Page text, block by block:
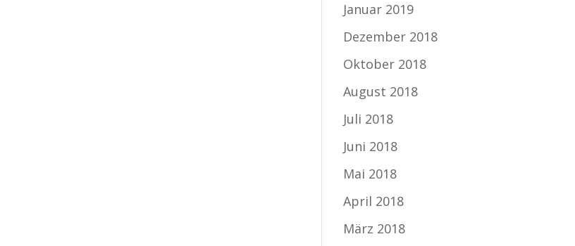
Januar 2019
Dezember 2018
Oktober 2018
August 2018
Juli 2018
Juni 2018
Mai 2018
April 2018
März 2018